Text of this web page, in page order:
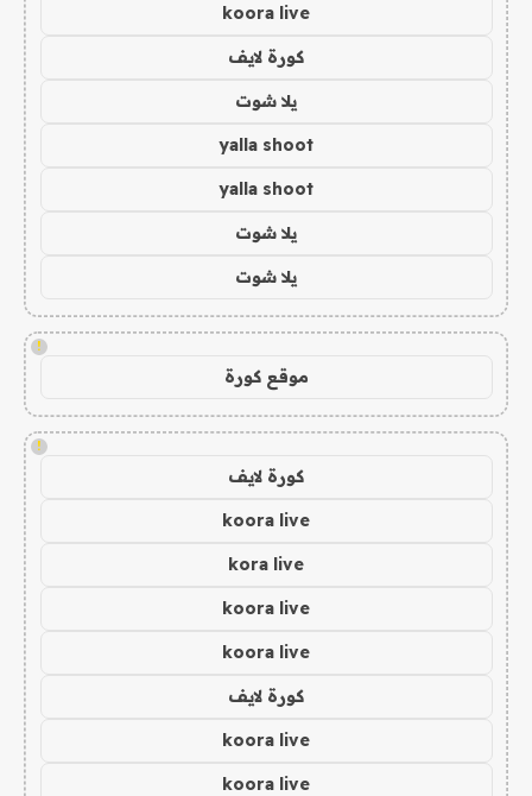
koora live
كورة لايف
يلا شوت
yalla shoot
yalla shoot
يلا شوت
يلا شوت
!
موقع كورة
!
كورة لايف
koora live
kora live
koora live
koora live
كورة لايف
koora live
koora live